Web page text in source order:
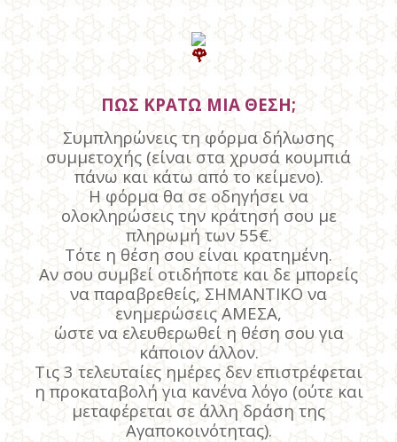
ΠΩΣ ΚΡΑΤΩ ΜΙΑ ΘΕΣΗ;
Συμπληρώνεις τη φόρμα δήλωσης
συμμετοχής (είναι στα χρυσά κουμπιά
πάνω και κάτω από το κείμενο).
Η φόρμα θα σε οδηγήσει να
ολοκληρώσεις την κράτησή σου με
πληρωμή των 55€.
Τότε η θέση σου είναι κρατημένη.
Αν σου συμβεί οτιδήποτε και δε μπορείς
να παραβρεθείς, ΣΗΜΑΝΤΙΚΟ να
ενημερώσεις ΑΜΕΣΑ,
ώστε να ελευθερωθεί η θέση σου για
κάποιον άλλον.
Τις 3 τελευταίες ημέρες δεν επιστρέφεται
η προκαταβολή για κανένα λόγο (ούτε και
μεταφέρεται σε άλλη δράση της
Αγαποκοινότητας).